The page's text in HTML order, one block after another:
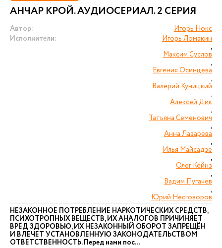
АНЧАР КРОЙ. АУДИОСЕРИАЛ. 2 СЕРИЯ
Автор:
Игорь Нокс
Исполнители:
Игорь Ломакин
,
Максим Суслов
,
Евгения Осинцева
,
Валерий Куницкий
,
Алексей Дик
,
Татьяна Семенович
,
Анна Лазарева
,
Илья Майсадзе
,
Олег Кейнз
,
Вадим Пугачёв
,
Юрий Несговоров
НЕЗАКОННОЕ ПОТРЕБЛЕНИЕ НАРКОТИЧЕСКИХ СРЕДСТВ,
ПСИХОТРОПНЫХ ВЕЩЕСТВ, ИХ АНАЛОГОВ ПРИЧИНЯЕТ
ВРЕД ЗДОРОВЬЮ, ИХ НЕЗАКОННЫЙ ОБОРОТ ЗАПРЕЩЁН
И ВЛЕЧЕТ УСТАНОВЛЕННУЮ ЗАКОНОДАТЕЛЬСТВОМ
ОТВЕТСТВЕННОСТЬ. Перед нами пос...